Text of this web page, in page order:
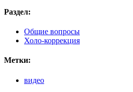
Раздел:
Общие вопросы
Холо-коррекция
Метки:
видео